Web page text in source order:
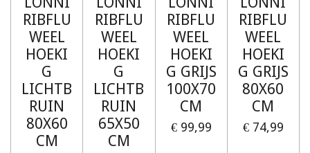
RIBFLU
WEEL
HOEKI
G
LICHTB
RUIN
80X60
CM
RIBFLU
WEEL
HOEKI
G
LICHTB
RUIN
65X50
CM
RIBFLU
WEEL
HOEKI
G GRIJS
100X70
CM
€ 99,99
RIBFLU
WEEL
HOEKI
G GRIJS
80X60
CM
€ 74,99